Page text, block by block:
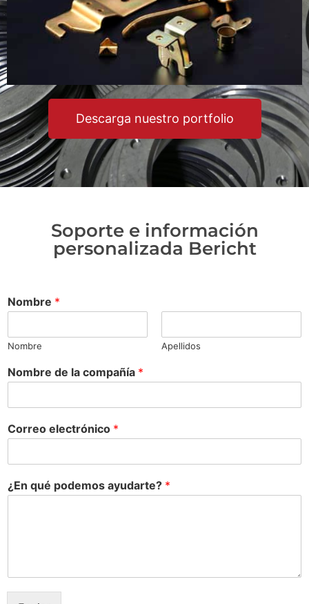
Descarga nuestro portfolio
Soporte e información
personalizada Bericht
Nombre *
Nombre Apellidos
Nombre de la compañía *
Correo electrónico *
¿En qué podemos ayudarte? *